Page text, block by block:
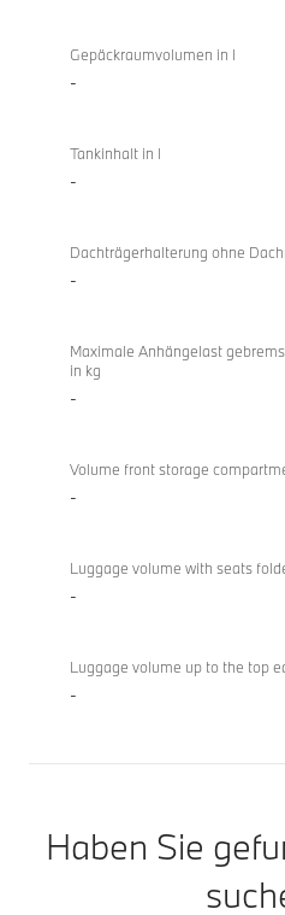
Gepäckraumvolumen in l
-
Tankinhalt in l
-
Dachträgerhalterung ohne
-
Maximale Anhängelast
in kg
-
Volume front storage
-
Luggage volume with seats
-
Luggage volume up to the top
-
Haben Sie